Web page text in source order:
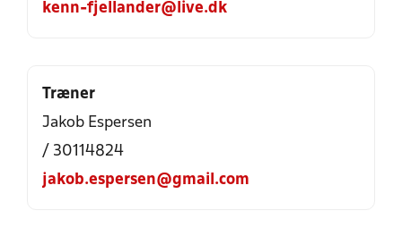
kenn-fjellander@live.dk
Træner
Jakob Espersen
/ 30114824
jakob.espersen@gmail.com